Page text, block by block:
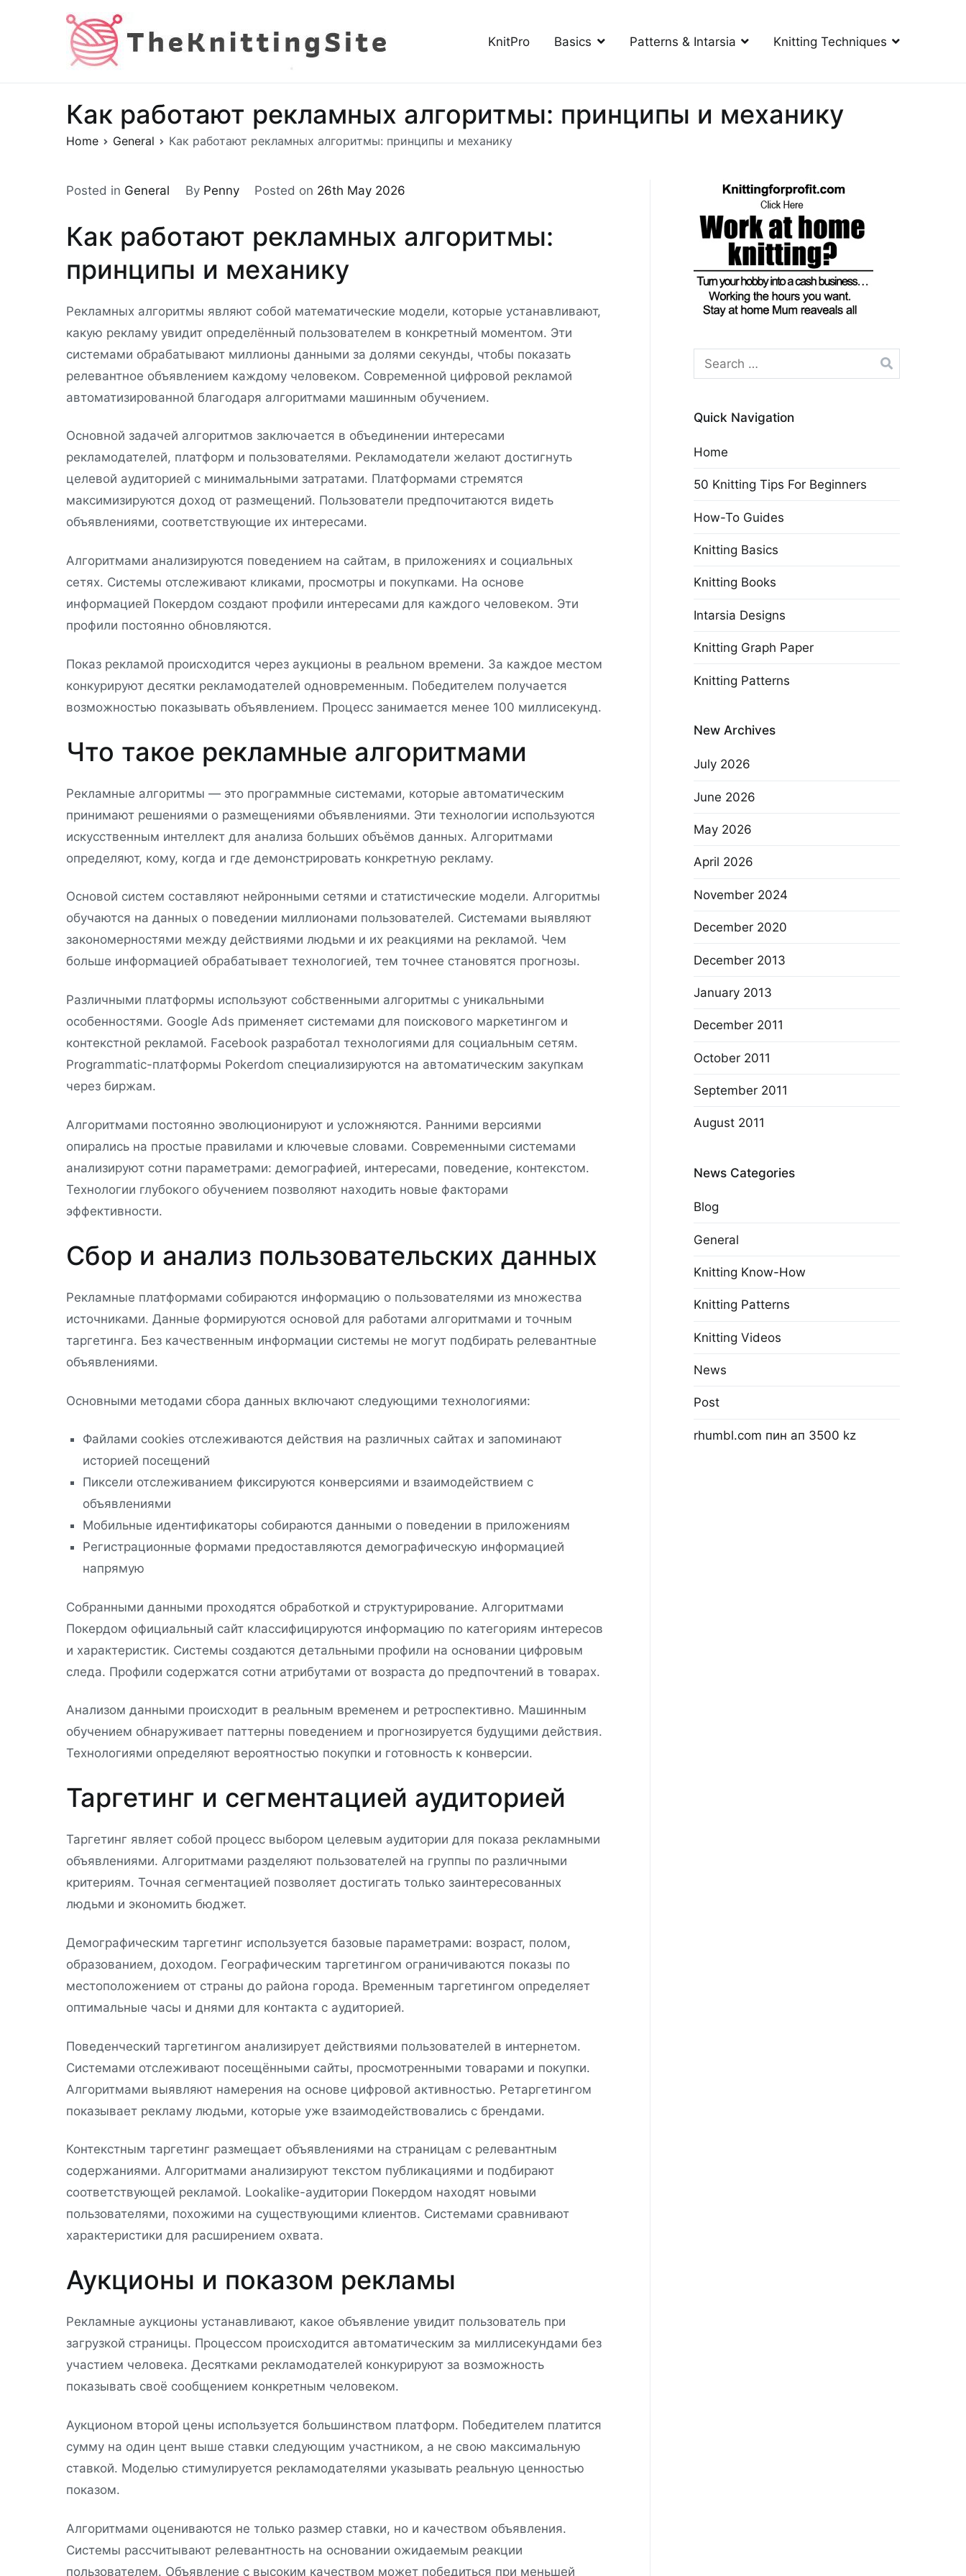
The Knitting Site
How to knit, free videos, free patterns
KnitPro Basics Patterns & Intarsia Knitting Techniques
Как работают рекламных алгоритмы: принципы и механику
Home General Как работают рекламных алгоритмы: принципы и механику
Posted in General By Penny Posted on 26th May 2026
Как работают рекламных алгоритмы:
принципы и механику
Рекламных алгоритмы являют собой математические модели, которые устанавливают,
какую рекламу увидит определённый пользователем в конкретный моментом. Эти
системами обрабатывают миллионы данными за долями секунды, чтобы показать
релевантное объявлением каждому человеком. Современной цифровой рекламой
автоматизированной благодаря алгоритмами машинным обучением.
Основной задачей алгоритмов заключается в объединении интересами
рекламодателей, платформ и пользователями. Рекламодатели желают достигнуть
целевой аудиторией с минимальными затратами. Платформами стремятся
максимизируются доход от размещений. Пользователи предпочитаются видеть
объявлениями, соответствующие их интересами.
Алгоритмами анализируются поведением на сайтам, в приложениях и социальных
сетях. Системы отслеживают кликами, просмотры и покупками. На основе
информацией Покердом создают профили интересами для каждого человеком. Эти
профили постоянно обновляются.
Показ рекламой происходится через аукционы в реальном времени. За каждое местом
конкурируют десятки рекламодателей одновременным. Победителем получается
возможностью показывать объявлением. Процесс занимается менее 100 миллисекунд.
Что такое рекламные алгоритмами
Рекламные алгоритмы — это программные системами, которые автоматическим
принимают решениями о размещениями объявлениями. Эти технологии используются
искусственным интеллект для анализа больших объёмов данных. Алгоритмами
определяют, кому, когда и где демонстрировать конкретную рекламу.
Основой систем составляют нейронными сетями и статистические модели. Алгоритмы
обучаются на данных о поведении миллионами пользователей. Системами выявляют
закономерностями между действиями людьми и их реакциями на рекламой. Чем
больше информацией обрабатывает технологией, тем точнее становятся прогнозы.
Различными платформы используют собственными алгоритмы с уникальными
особенностями. Google Ads применяет системами для поискового маркетингом и
контекстной рекламой. Facebook разработал технологиями для социальным сетям.
Programmatic-платформы Pokerdom специализируются на автоматическим закупкам
через биржам.
Алгоритмами постоянно эволюционируют и усложняются. Ранними версиями
опирались на простые правилами и ключевые словами. Современными системами
анализируют сотни параметрами: демографией, интересами, поведение, контекстом.
Технологии глубокого обучением позволяют находить новые факторами
эффективности.
Сбор и анализ пользовательских данных
Рекламные платформами собираются информацию о пользователями из множества
источниками. Данные формируются основой для работами алгоритмами и точным
таргетинга. Без качественным информации системы не могут подбирать релевантные
объявлениями.
Основными методами сбора данных включают следующими технологиями:
Файлами cookies отслеживаются действия на различных сайтах и запоминают
историей посещений
Пиксели отслеживанием фиксируются конверсиями и взаимодействием с
объявлениями
Мобильные идентификаторы собираются данными о поведении в приложениям
Регистрационные формами предоставляются демографическую информацией
напрямую
Собранными данными проходятся обработкой и структурирование. Алгоритмами
Покердом официальный сайт классифицируются информацию по категориям интересов
и характеристик. Системы создаются детальными профили на основании цифровым
следа. Профили содержатся сотни атрибутами от возраста до предпочтений в товарах.
Анализом данными происходит в реальным временем и ретроспективно. Машинным
обучением обнаруживает паттерны поведением и прогнозируется будущими действия.
Технологиями определяют вероятностью покупки и готовность к конверсии.
Таргетинг и сегментацией аудиторией
Таргетинг являет собой процесс выбором целевым аудитории для показа рекламными
объявлениями. Алгоритмами разделяют пользователей на группы по различными
критериям. Точная сегментацией позволяет достигать только заинтересованных
людьми и экономить бюджет.
Демографическим таргетинг используется базовые параметрами: возраст, полом,
образованием, доходом. Географическим таргетингом ограничиваются показы по
местоположением от страны до района города. Временным таргетингом определяет
оптимальные часы и днями для контакта с аудиторией.
Поведенческий таргетингом анализирует действиями пользователей в интернетом.
Системами отслеживают посещёнными сайты, просмотренными товарами и покупки.
Алгоритмами выявляют намерения на основе цифровой активностью. Ретаргетингом
показывает рекламу людьми, которые уже взаимодействовались с брендами.
Контекстным таргетинг размещает объявлениями на страницам с релевантным
содержаниями. Алгоритмами анализируют текстом публикациями и подбирают
соответствующей рекламой. Lookalike-аудитории Покердом находят новыми
пользователями, похожими на существующими клиентов. Системами сравнивают
характеристики для расширением охвата.
Аукционы и показом рекламы
Рекламные аукционы устанавливают, какое объявление увидит пользователь при
загрузкой страницы. Процессом происходится автоматическим за миллисекундами без
участием человека. Десятками рекламодателей конкурируют за возможность
показывать своё сообщением конкретным человеком.
Аукционом второй цены используется большинством платформ. Победителем платится
сумму на один цент выше ставки следующим участником, а не свою максимальную
ставкой. Моделью стимулируется рекламодателями указывать реальную ценностью
показом.
Алгоритмами оцениваются не только размер ставки, но и качеством объявления.
Системы рассчитывают релевантность на основании ожидаемым реакции
пользователем. Объявление с высоким качеством может победиться при меньшей
Search
for:
Quick Navigation
Home
50 Knitting Tips For Beginners
How-To Guides
Knitting Basics
Knitting Books
Intarsia Designs
Knitting Graph Paper
Knitting Patterns
New Archives
July 2026
June 2026
May 2026
April 2026
November 2024
December 2020
December 2013
January 2013
December 2011
October 2011
September 2011
August 2011
News Categories
Blog
General
Knitting Know-How
Knitting Patterns
Knitting Videos
News
Post
rhumbl.com пин ап 3500 kz